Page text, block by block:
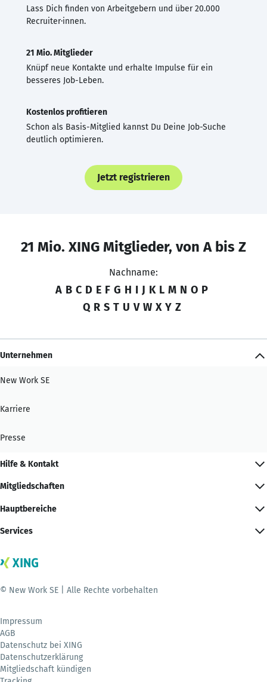
Lass Dich finden von Arbeitgebern und über 20.000
Recruiter·innen.
21 Mio. Mitglieder
Knüpf neue Kontakte und erhalte Impulse für ein
besseres Job-Leben.
Kostenlos profitieren
Schon als Basis-Mitglied kannst Du Deine Job-Suche
deutlich optimieren.
Jetzt registrieren
21 Mio. XING Mitglieder, von A bis Z
Nachname:
A B C D E F G H I J K L M N O P
Q R S T U V W X Y Z
Unternehmen
New Work SE
Karriere
Presse
Hilfe & Kontakt
Mitgliedschaften
Hauptbereiche
Services
© New Work SE | Alle Rechte vorbehalten
Impressum
AGB
Datenschutz bei XING
Datenschutzerklärung
Mitgliedschaft kündigen